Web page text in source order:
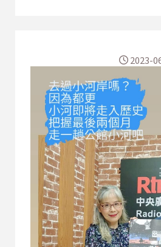
輯，無論流行，抒情，搖滾
狀的文跡奇武，各種身份的切
音樂與熱情，對遊戲的熱愛，
【什麼樣的年紀說什麼話】
歌】 1. 看到施文彬，腦中出現的是~少年歐吉桑、
夢想鐵金剛。但有些事，非
2. 專輯名稱是【有歲】何時
呢? 有那些症狀算【有歲】?
人要花好多力氣，才能接納
不能像年輕時那樣熬夜，因
來。從祝你快樂到祝你身體健
不惑、50知天命，的確人活
段轉變，不過現在隨著...
2023-